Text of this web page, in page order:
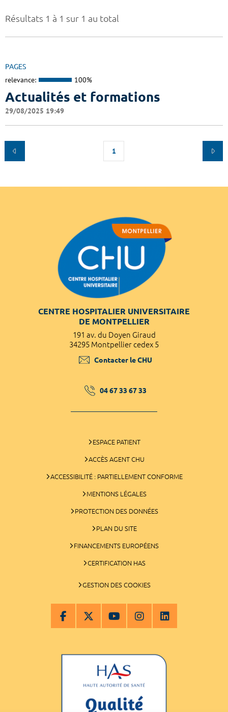
Résultats 1 à 1 sur 1 au total
PAGES
relevance: 100%
Actualités et formations
29/08/2025 19:49
1
CENTRE HOSPITALIER UNIVERSITAIRE
DE MONTPELLIER
191 av. du Doyen Giraud
34295 Montpellier cedex 5
Contacter le CHU
04 67 33 67 33
ESPACE PATIENT
ACCÈS AGENT CHU
ACCESSIBILITÉ : PARTIELLEMENT CONFORME
MENTIONS LÉGALES
PROTECTION DES DONNÉES
PLAN DU SITE
FINANCEMENTS EUROPÉENS
CERTIFICATION HAS
GESTION DES COOKIES